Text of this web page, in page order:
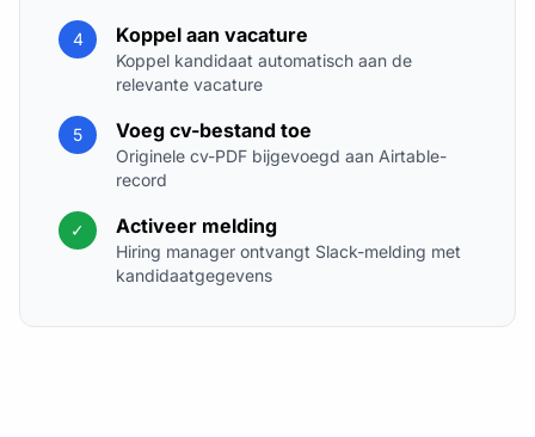
4 Koppel aan vacature
Koppel kandidaat automatisch aan de
relevante vacature
5 Voeg cv-bestand toe
Originele cv-PDF bijgevoegd aan Airtable-
record
✓ Activeer melding
Hiring manager ontvangt Slack-melding met
kandidaatgegevens